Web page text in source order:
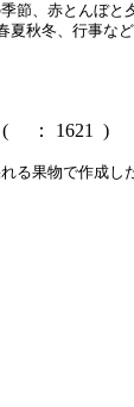
節、赤とんぼと
秋冬、行事な
( ： 1621 )
る果物で作成し